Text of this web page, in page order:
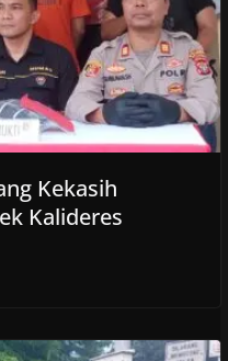
Kekasih
Kalideres